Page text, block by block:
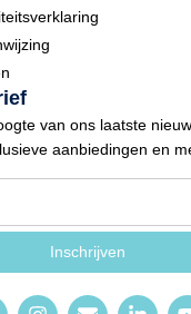
van ons laatste
aanbiedingen en
Inschrijven